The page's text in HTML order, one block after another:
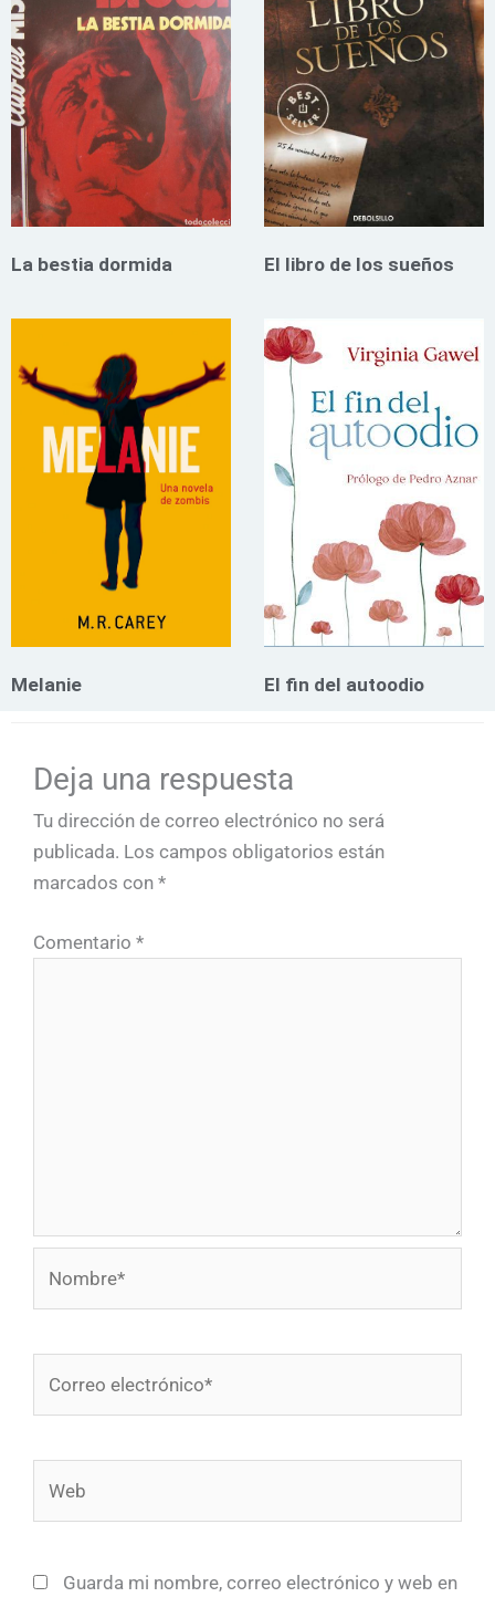
La bestia dormida El libro de los sueños
Melanie El fin del autoodio
Deja una respuesta
Tu dirección de correo electrónico no será
publicada. Los campos obligatorios están
marcados con *
Comentario *
Guarda mi nombre, correo electrónico y web en